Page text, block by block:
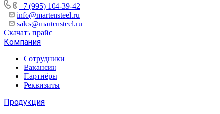
+7 (995) 104-39-42
info@martensteel.ru
sales@martensteel.ru
Скачать прайс
Компания
Сотрудники
Вакансии
Партнёры
Реквизиты
Продукция